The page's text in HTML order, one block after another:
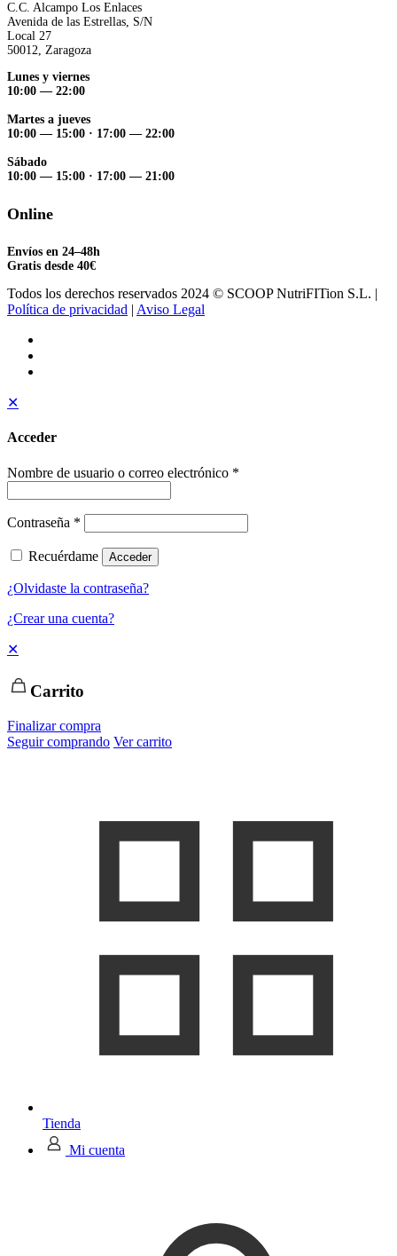
C.C. Alcampo Los Enlaces
Avenida de las Estrellas, S/N
Local 27
50012, Zaragoza
Lunes y viernes
10:00 — 22:00
Martes a jueves
10:00 — 15:00 · 17:00 — 22:00
Sábado
10:00 — 15:00 · 17:00 — 21:00
Online
Envíos en 24–48h
Gratis desde 40€
Todos los derechos reservados 2024 © SCOOP NutriFITion S.L. |
Política de privacidad | Aviso Legal
✕
Acceder
Nombre de usuario o correo electrónico *
Contraseña *
Recuérdame Acceder
¿Olvidaste la contraseña?
¿Crear una cuenta?
✕
Carrito
Finalizar compra
Seguir comprando Ver carrito
Tienda
Mi cuenta